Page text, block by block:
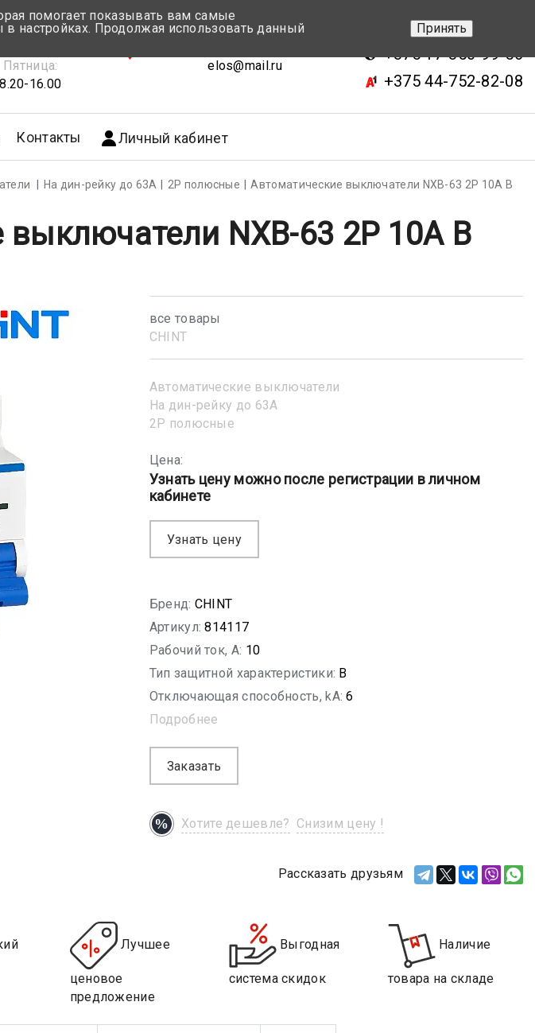
Четверг:
Пятница:
8.20-16.00
elos@mail.ru
+375 17-343-46-70
+375 17-350-99-56
+375 44-752-82-08
Контакты Личный кабинет
На дин-рейку до 63А 2Р полюсные
Автоматические выключатели NXB-63 2P 10A B
NXB-63 2P 10A B
все товары
CHINT
Автоматические выключатели
На дин-рейку до 63А
2Р полюсные
Цена:
Узнать цену можно после регистрации в личном
кабинете
Узнать цену
Бренд: CHINT
Артикул: 814117
Рабочий ток, A: 10
Тип защитной характеристики: B
Отключающая способность, kA: 6
Подробнее
Заказать
Хотите дешевле? Снизим цену !
Рассказать друзьям
Лучшее
ценовое
предложение
Выгодная
система скидок
Наличие
товара на складе
помогает показывать вам самые
настройках. Продолжая использовать данный
Принять